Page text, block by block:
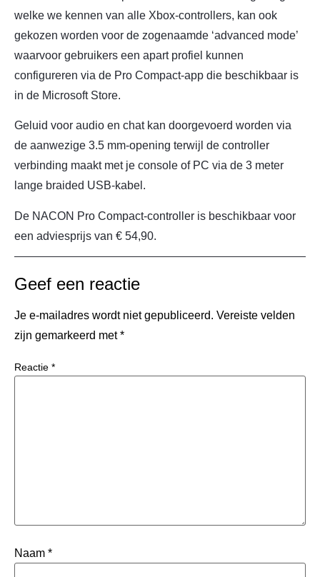
welke we kennen van alle Xbox-controllers, kan ook
gekozen worden voor de zogenaamde ‘advanced mode’
waarvoor gebruikers een apart profiel kunnen
configureren via de Pro Compact-app die beschikbaar is
in de Microsoft Store.
Geluid voor audio en chat kan doorgevoerd worden via
de aanwezige 3.5 mm-opening terwijl de controller
verbinding maakt met je console of PC via de 3 meter
lange braided USB-kabel.
De NACON Pro Compact-controller is beschikbaar voor
een adviesprijs van € 54,90.
Geef een reactie
Je e-mailadres wordt niet gepubliceerd. Vereiste velden
zijn gemarkeerd met*
Reactie *
Naam *